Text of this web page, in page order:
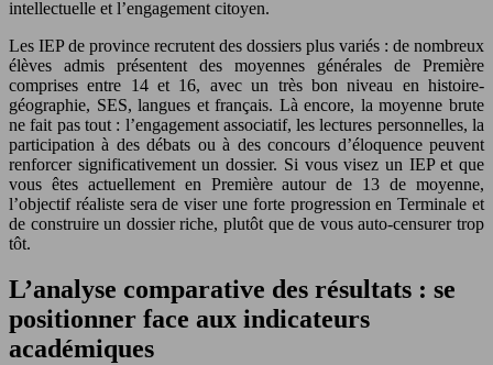
intellectuelle et l’engagement citoyen.
Les IEP de province recrutent des dossiers plus variés : de nombreux
élèves admis présentent des moyennes générales de Première
comprises entre 14 et 16, avec un très bon niveau en histoire-
géographie, SES, langues et français. Là encore, la moyenne brute
ne fait pas tout : l’engagement associatif, les lectures personnelles, la
participation à des débats ou à des concours d’éloquence peuvent
renforcer significativement un dossier. Si vous visez un IEP et que
vous êtes actuellement en Première autour de 13 de moyenne,
l’objectif réaliste sera de viser une forte progression en Terminale et
de construire un dossier riche, plutôt que de vous auto-censurer trop
tôt.
L’analyse comparative des résultats : se
positionner face aux indicateurs
académiques